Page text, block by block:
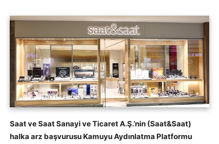
Saat ve Saat Sanayi ve Ticaret A.Ş.’nin (Saat&Saat)
halka arz başvurusu Kamuyu Aydınlatma Platformu